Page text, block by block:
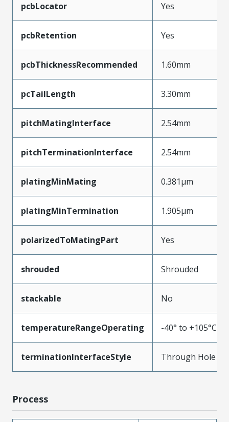
pcbLocator Yes
pcbRetention Yes
pcbThicknessRecommended 1.60mm
pcTailLength 3.30mm
pitchMatingInterface 2.54mm
pitchTerminationInterface 2.54mm
platingMinMating 0.381µm
platingMinTermination 1.905µm
polarizedToMatingPart Yes
shrouded Shrouded
stackable No
temperatureRangeOperating -40° to +105°C
terminationInterfaceStyle Through Hole
Process